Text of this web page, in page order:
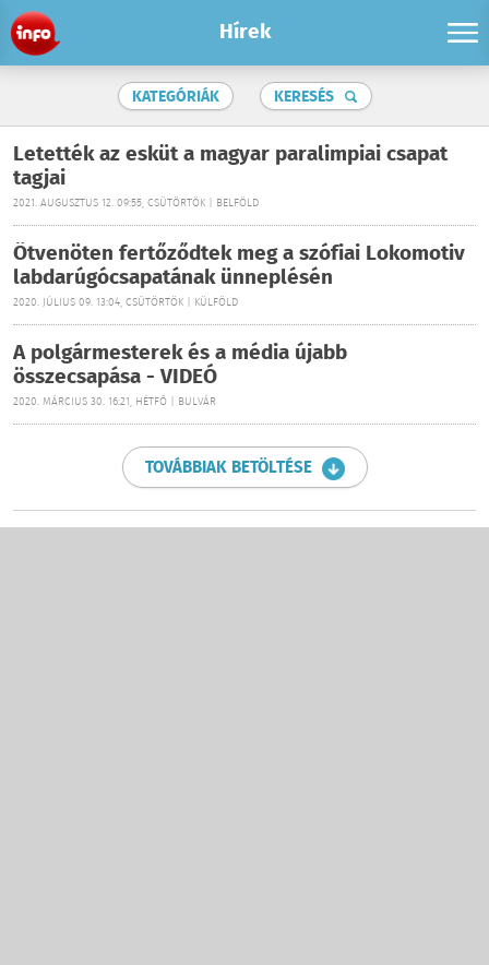
Hírek
KATEGÓRIÁK KERESÉS
Letették az esküt a magyar paralimpiai csapat
tagjai
2021. AUGUSZTUS 12. 09:55, CSÜTÖRTÖK | BELFÖLD
Ötvenöten fertőződtek meg a szófiai Lokomotiv
labdarúgócsapatának ünneplésén
2020. JÚLIUS 09. 13:04, CSÜTÖRTÖK | KÜLFÖLD
A polgármesterek és a média újabb
összecsapása - VIDEÓ
2020. MÁRCIUS 30. 16:21, HÉTFŐ | BULVÁR
TOVÁBBIAK BETÖLTÉSE